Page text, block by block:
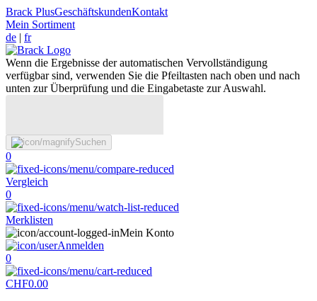
Brack PlusGeschäftskundenKontakt
Mein Sortiment
de | fr
Wenn die Ergebnisse der automatischen Vervollständigung
verfügbar sind, verwenden Sie die Pfeiltasten nach oben und nach
unten zur Überprüfung und die Eingabetaste zur Auswahl.
Suchen
0
Vergleich
0
Merklisten
Mein Konto
Anmelden
0
CHF0.00